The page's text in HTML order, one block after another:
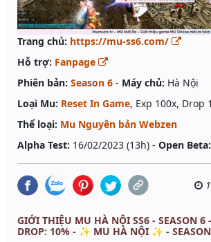
Trang chủ: https://mu-ss6.com/
Hỗ trợ: Fanpage
Phiên bản: Season 6 - Máy chủ: Hà Nội
Loại Mu: Reset In Game, Exp 100x, Drop
Thể loại: Mu Nguyên bản Webzen
Alpha Test: 16/02/2023 (13h) - Open Beta:
GIỚI THIỆU MU HÀ NỘI SS6 - SEASON 6
DROP: 10% - ✨ MU HÀ NỘI ✨ -